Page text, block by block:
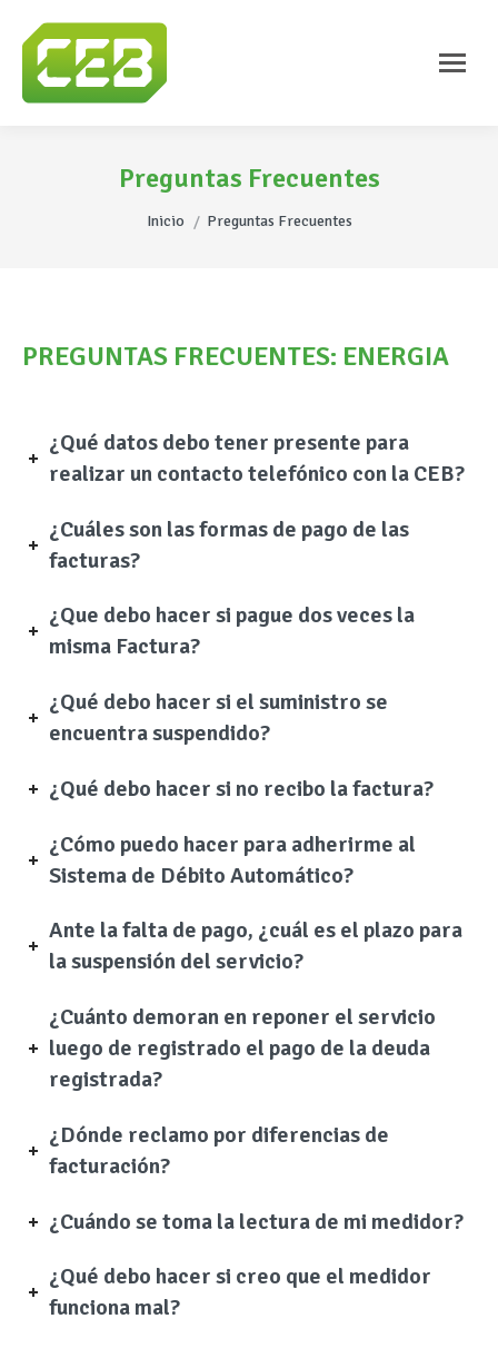
Preguntas Frecuentes
Estás aquí:
Inicio Preguntas Frecuentes
PREGUNTAS FRECUENTES: ENERGIA
¿Qué datos debo tener presente para
realizar un contacto telefónico con la CEB?
¿Cuáles son las formas de pago de las
facturas?
¿Que debo hacer si pague dos veces la
misma Factura?
¿Qué debo hacer si el suministro se
encuentra suspendido?
¿Qué debo hacer si no recibo la factura?
¿Cómo puedo hacer para adherirme al
Sistema de Débito Automático?
Ante la falta de pago, ¿cuál es el plazo para
la suspensión del servicio?
¿Cuánto demoran en reponer el servicio
luego de registrado el pago de la deuda
registrada?
¿Dónde reclamo por diferencias de
facturación?
¿Cuándo se toma la lectura de mi medidor?
¿Qué debo hacer si creo que el medidor
funciona mal?